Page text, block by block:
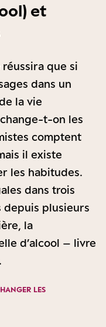
et
que si
dans un
la vie
t-on les
comptent
il existe
les habitudes.
dans trois
depuis plusieurs
la
d’alcool – livre
LES